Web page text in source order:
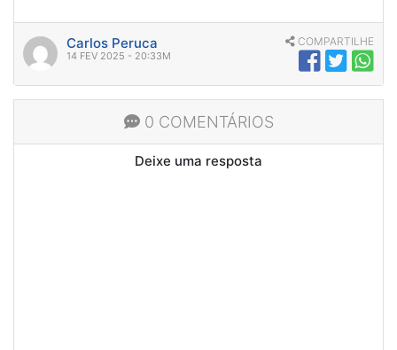
Carlos Peruca
14 FEV 2025 - 20:33M
COMPARTILHE
0 COMENTÁRIOS
Deixe uma resposta